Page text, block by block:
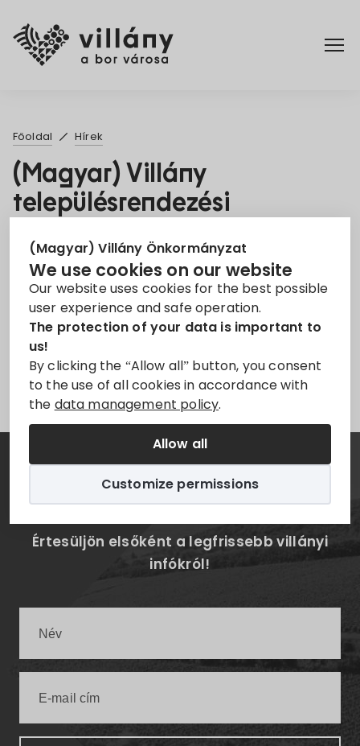
(Magyar) Villány Önkormányzat
We use cookies on our website
Our website uses cookies for the best possible
user experience and safe operation.
The protection of your data is important to
us!
By clicking the “Allow all” button, you consent
to the use of all cookies in accordance with
the data management policy.
Allow all
Customize permissions
Rendelettár
Turizmus
Főoldal Hírek
(Magyar) Villány
településrendezési
számú módosítása
9. Jul 2021
Területrendezés
Sorry, this entry is only available inMagyar.
Hírlevél
Értesüljön elsőként a legfrissebb villányi
infókról!